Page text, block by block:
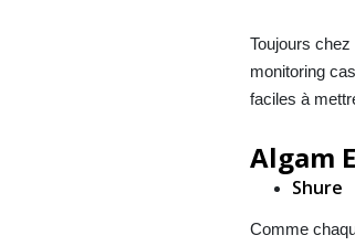
Toujours
monitoring
faciles à
Algam
Shure
Comme